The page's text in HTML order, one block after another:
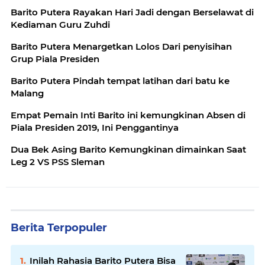
Barito Putera Rayakan Hari Jadi dengan Berselawat di
Kediaman Guru Zuhdi
Barito Putera Menargetkan Lolos Dari penyisihan
Grup Piala Presiden
Barito Putera Pindah tempat latihan dari batu ke
Malang
Empat Pemain Inti Barito ini kemungkinan Absen di
Piala Presiden 2019, Ini Penggantinya
Dua Bek Asing Barito Kemungkinan dimainkan Saat
Leg 2 VS PSS Sleman
Berita Terpopuler
Inilah Rahasia Barito Putera Bisa